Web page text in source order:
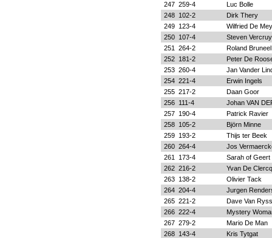
247 259-4
Luc Bolle
248 102-2
Dirk Thery
249 123-4
Wilfried De
250 107-4
Steven
251
264-2
Roland Bruneel
252 181-2
Peter De
253 260-4
Jan Vander
254 221-4
Erwin Ingels
255 217-2
Daan Goor
256 111-4
Johan VAN
257 190-4
Patrick Ravier
258 105-2
Björn Minne
259 193-2
Thijs ter Beek
260 264-4
Jos
261
173-4
Sarah of Geert
262 216-2
Yvan De Clercq
263 138-2
Olivier Tack
264 204-4
Jurgen
265 221-2
Dave Van
266 222-4
Mystery
267 279-2
Mario De Man
268 143-4
Kris Tytgat